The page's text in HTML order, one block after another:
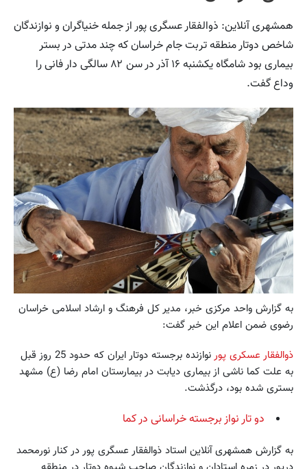
همشهری آنلاین: ذوالفقار عسگری پور از جمله خنیاگران و نوازندگان
شاخص دوتار منطقه تربت جام خراسان که چند مدتی در بستر
بیماری بود شامگاه یکشنبه ۱۶ آذر در سن ۸۲ سالگی دار فانی را
وداع گفت.
به گزارش واحد مرکزی خبر، مدیر کل فرهنگ و ارشاد اسلامی خراسان
رضوی ضمن اعلام این خبر گفت:
ذوالفقار عسکری پور
نوازنده برجسته دوتار ایران که حدود 25 روز قبل
به علت کما ناشی از بیماری دیابت در بیمارستان امام رضا (ع) مشهد
بستری شده بود، درگذشت.
دو تار نواز برجسته خراسانی در کما
به گزارش همشهری آنلاین استاد ذوالفقار عسگری پور در کنار نورمحمد